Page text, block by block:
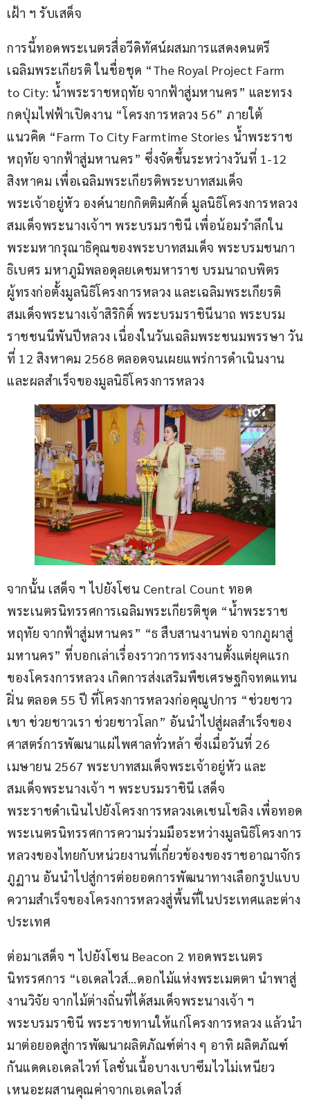
เฝ้า ฯ รับเสด็จ
การนี้ทอดพระเนตรสื่อวีดิทัศน์ผสมการแสดงดนตรี
เฉลิมพระเกียรติ ในชื่อชุด “The Royal Project Farm
to City: น้ำพระราชหฤทัย จากฟ้าสู่มหานคร” และทรง
กดปุ่มไฟฟ้าเปิดงาน “โครงการหลวง 56” ภายใต้
แนวคิด “Farm To City Farmtime Stories น้ำพระราช
หฤทัย จากฟ้าสู่มหานคร” ซึ่งจัดขึ้นระหว่างวันที่ 1-12
สิงหาคม เพื่อเฉลิมพระเกียรติพระบาทสมเด็จ
พระเจ้าอยู่หัว องค์นายกกิตติมศักดิ์ มูลนิธิโครงการหลวง
สมเด็จพระนางเจ้าฯ พระบรมราชินี เพื่อน้อมรำลึกใน
พระมหากรุณาธิคุณของพระบาทสมเด็จ พระบรมชนกา
ธิเบศร มหาภูมิพลอดุลยเดชมหาราช บรมนาถบพิตร
ผู้ทรงก่อตั้งมูลนิธิโครงการหลวง และเฉลิมพระเกียรติ
สมเด็จพระนางเจ้าสิริกิติ์ พระบรมราชินีนาถ พระบรม
ราชชนนีพันปีหลวง เนื่องในวันเฉลิมพระชนมพรรษา วัน
ที่ 12 สิงหาคม 2568 ตลอดจนเผยแพร่การดำเนินงาน
และผลสำเร็จของมูลนิธิโครงการหลวง
จากนั้น เสด็จ ฯ ไปยังโซน Central Count ทอด
พระเนตรนิทรรศการเฉลิมพระเกียรติชุด “น้ำพระราช
หฤทัย จากฟ้าสู่มหานคร” “ธ สืบสานงานพ่อ จากภูผาสู่
มหานคร” ที่บอกเล่าเรื่องราวการทรงงานตั้งแต่ยุคแรก
ของโครงการหลวง เกิดการส่งเสริมพืชเศรษฐกิจทดแทน
ฝิ่น ตลอด 55 ปี ที่โครงการหลวงก่อคุณูปการ “ช่วยชาว
เขา ช่วยชาวเรา ช่วยชาวโลก” อันนำไปสู่ผลสำเร็จของ
ศาสตร์การพัฒนาแผ่ไพศาลทั่วหล้า ซึ่งเมื่อวันที่ 26
เมษายน 2567 พระบาทสมเด็จพระเจ้าอยู่หัว และ
สมเด็จพระนางเจ้า ฯ พระบรมราชินี เสด็จ
พระราชดำเนินไปยังโครงการหลวงเดเชนโชลิง เพื่อทอด
พระเนตรนิทรรศการความร่วมมือระหว่างมูลนิธิโครงการ
หลวงของไทยกับหน่วยงานที่เกี่ยวข้องของราชอาณาจักร
ภูฏาน อันนำไปสู่การต่อยอดการพัฒนาทางเลือกรูปแบบ
ความสำเร็จของโครงการหลวงสู่พื้นที่ในประเทศและต่าง
ประเทศ
ต่อมาเสด็จ ฯ ไปยังโซน Beacon 2 ทอดพระเนตร
นิทรรศการ “เอเดลไวส์…ดอกไม้แห่งพระเมตตา นำพาสู่
งานวิจัย จากไม้ต่างถิ่นที่ได้สมเด็จพระนางเจ้า ฯ
พระบรมราชินี พระราชทานให้แก่โครงการหลวง แล้วนำ
มาต่อยอดสู่การพัฒนาผลิตภัณฑ์ต่าง ๆ อาทิ ผลิตภัณฑ์
กันแดดเอเดลไวท์ โลชั่นเนื้อบางเบาซึมไวไม่เหนียว
เหนอะผสานคุณค่าจากเอเดลไวส์